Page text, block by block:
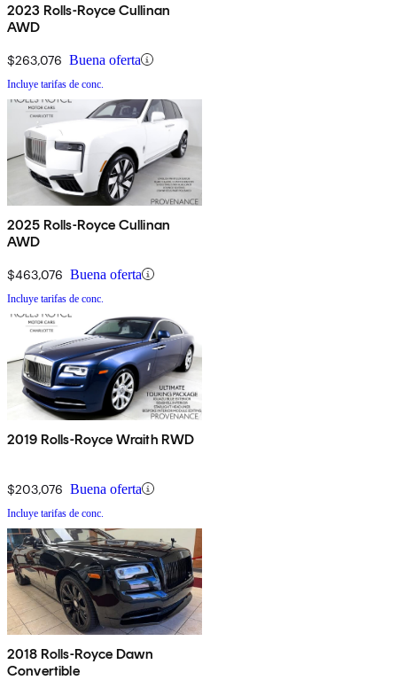
2023 Rolls-Royce Cullinan
AWD
$263,076 Buena oferta
Incluye tarifas de conc.
2025 Rolls-Royce Cullinan
AWD
$463,076 Buena oferta
Incluye tarifas de conc.
2019 Rolls-Royce Wraith RWD
$203,076 Buena oferta
Incluye tarifas de conc.
2018 Rolls-Royce Dawn
Convertible